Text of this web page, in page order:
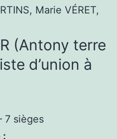
Marie VÉRET,
(Antony terre
d’union à
7 sièges
: